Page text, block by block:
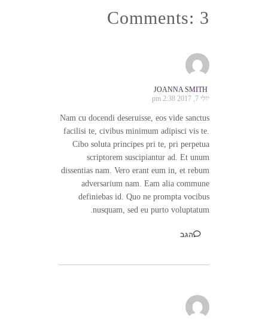
Comments: 3
JOANNA SMITH
יולי 7, 2017 2:38 pm
Nam cu docendi deseruisse, eos vide sanctus
facilisi te, civibus minimum adipisci vis te.
Cibo soluta principes pri te, pri perpetua
scriptorem suscipiantur ad. Et unum
dissentias nam. Vero erant eum in, et rebum
adversarium nam. Eam alia commune
definiebas id. Quo ne prompta vocibus
nusquam, sed eu purto voluptatum.
הגב